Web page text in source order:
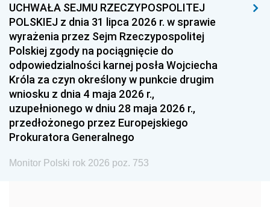
1996 1995 1994
1993 1992 1991
1990 1989
1987 1986 1985
1984 1983
1981 1980 1979
1978 1977
1975 1974
UCHWAŁA SEJMU RZECZYPOSPOLITEJ
POLSKIEJ z dnia 31 lipca 2026 r. w sprawie
wyrażenia przez Sejm Rzeczypospolitej
Polskiej zgody na pociągnięcie do
odpowiedzialności karnej posła Wojciecha
Króla za czyn określony w punkcie drugim
wniosku z dnia 4 maja 2026 r.,
uzupełnionego w dniu 28 maja 2026 r.,
przedłożonego przez Europejskiego
Prokuratora Generalnego
Monitor Polski rok 2026 poz. 753